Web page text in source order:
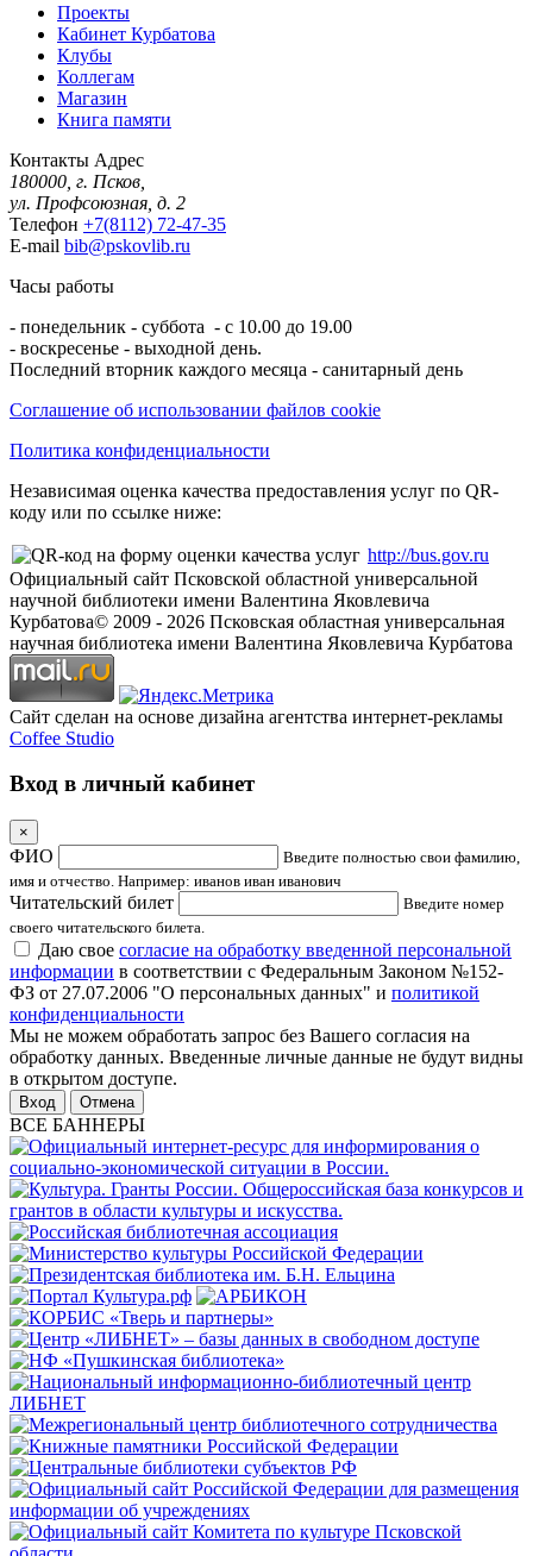
Проекты
Кабинет Курбатова
Клубы
Коллегам
Магазин
Книга памяти
Контакты Адрес
180000, г. Псков,
ул. Профсоюзная, д. 2
Телефон +7(8112) 72-47-35
E-mail bib@pskovlib.ru
Часы работы
- понедельник - суббота - с 10.00 до 19.00
- воскресенье - выходной день.
Последний вторник каждого месяца - санитарный день
Соглашение об использовании файлов cookie
Политика конфиденциальности
Независимая оценка качества предоставления услуг по QR-
коду или по ссылке ниже:
http://bus.gov.ru
Официальный сайт Псковской областной универсальной
научной библиотеки имени Валентина Яковлевича
Курбатова© 2009 - 2026 Псковская областная универсальная
научная библиотека имени Валентина Яковлевича Курбатова
Сайт сделан на основе дизайна агентства интернет-рекламы
Coffee Studio
Вход в личный кабинет
×
ФИО
Введите полностью свои фамилию,
имя и отчество. Например: иванов иван иванович
Читательский билет
Введите номер
своего читательского билета.
Даю свое согласие на обработку введенной персональной
информации в соответствии с Федеральным Законом №152-
ФЗ от 27.07.2006 "О персональных данных" и политикой
конфиденциальности
Мы не можем обработать запрос без Вашего согласия на
обработку данных. Введенные личные данные не будут видны
в открытом доступе.
Отмена
ВСЕ БАННЕРЫ